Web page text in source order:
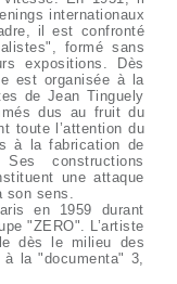
internationaux
il est confronté
formé sans
expositions. Dès
est organisée à la
de Jean Tinguely
dus au fruit du
toute l’attention du
à la fabrication de
constructions
une attaque
son sens.
en 1959 durant
"ZERO". L’artiste
dès le milieu des
à la "documenta" 3,